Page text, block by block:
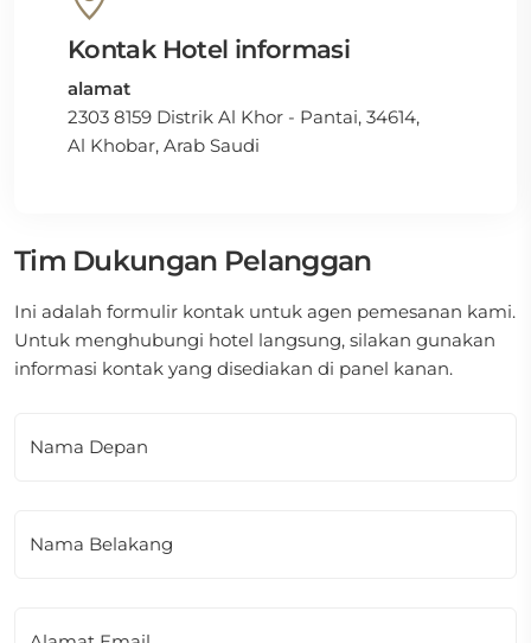
Kontak Hotel informasi
alamat
2303 8159 Distrik Al Khor - Pantai, 34614,
Al Khobar, Arab Saudi
Tim Dukungan Pelanggan
Ini adalah formulir kontak untuk agen pemesanan kami.
Untuk menghubungi hotel langsung, silakan gunakan
informasi kontak yang disediakan di panel kanan.
Nama Depan
Nama Belakang